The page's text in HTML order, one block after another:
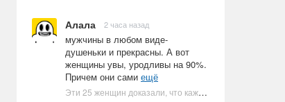
Алала 2 часа назад
мужчины в любом виде-
душеньки и прекрасны. А вот
женщины увы, уродливы на 90%.
Причем они сами ещё
Эти 25 женщин доказали, что каждое тело имеет право быть в бикини